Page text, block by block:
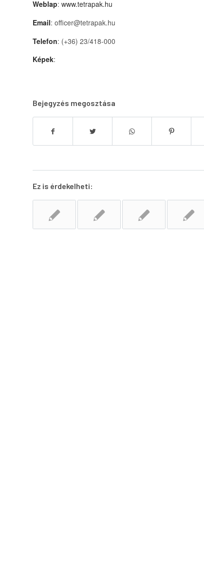
Weblap: www.tetrapak.hu
Email: officer@tetrapak.hu
Telefon: (+36) 23/418-000
Képek:
Bejegyzés megosztása
Ez is érdekelheti: